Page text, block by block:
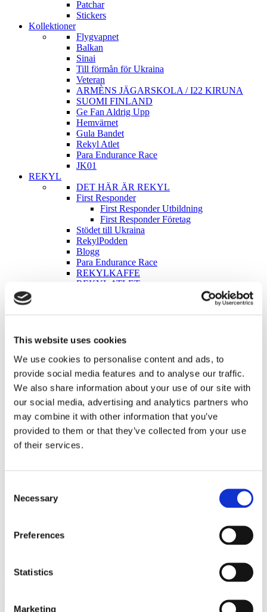
This website uses cookies
We use cookies to personalise content and ads, to
provide social media features and to analyse our traffic.
We also share information about your use of our site with
our social media, advertising and analytics partners who
may combine it with other information that you’ve
provided to them or that they’ve collected from your use
of their services.
Selection
Necessary
Preferences
Statistics
Marketing
Patchar
Stickers
Kollektioner
Flygvapnet
Balkan
Sinai
Till förmån för Ukraina
Veteran
ARMÈNS JÄGARSKOLA / I22 KIRUNA
SUOMI FINLAND
Ge Fan Aldrig Upp
Hemvärnet
Gula Bandet
Rekyl Atlet
Para Endurance Race
JK01
REKYL
DET HÄR ÄR REKYL
First Responder
First Responder Utbildning
First Responder Företag
Stödet till Ukraina
RekylPodden
Blogg
Para Endurance Race
REKYLKAFFE
REKYL ATLET
Hem / Utrustning / Titan-serien /
GRATE
REKYL TITANIUM GRILL GRATE
Artikelnr: REKYL TITANIUM GRILL GRATE Kategorier:
Allt i
Produktinformation
Äntligen är det dags att avliva myten att inte kan få sig en bit
Entrecote Class 5 på skogen. När andra käkar påse så fiskar du fram